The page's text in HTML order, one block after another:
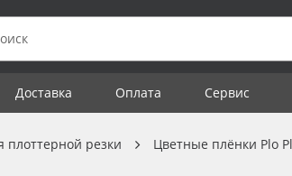
Доставка Оплата Сервис
плоттерной резки Цветные плёнки Plo